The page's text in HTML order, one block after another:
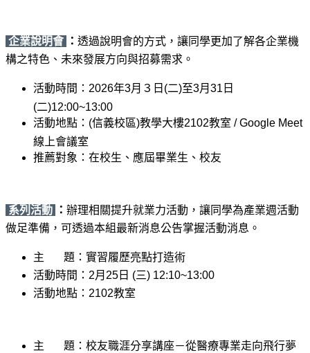
企業說明會 ： 透過說明會的方式，讓同學更加了解各企業機
構之特色、未來發展方向與招募需求。
活動時間：2026年3月３日(二)至3月31日
(二)12:00~13:00
活動地點：(信義校區)教學大樓2102教室 / Google Meet
線上會議室
推薦對象：在校生、應屆畢業生、校友
系列活動 ： 辦理相關提升就業力活動，讓同學為產業週活動
做足準備，可透過本組最新消息公告掌握活動消息。
主 題：實習履歷亮點打造術
活動時間：2月25日 (三) 12:10~13:00
活動地點：2102教室
主 題：校友職涯分享講座－從醫療專業走向飛行夢